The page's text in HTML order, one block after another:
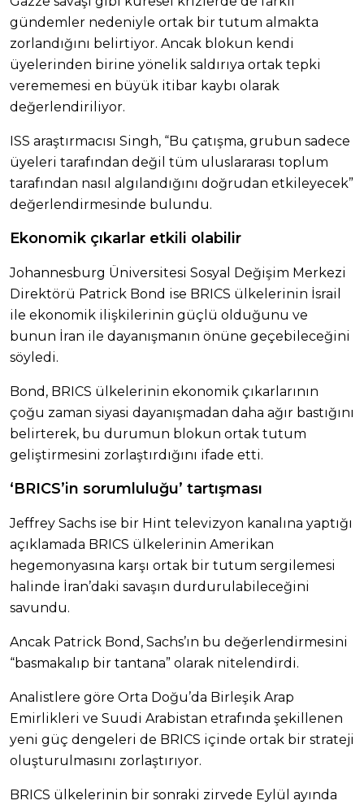
gündemler nedeniyle ortak bir tutum almakta
zorlandığını belirtiyor. Ancak blokun kendi
üyelerinden birine yönelik saldırıya ortak tepki
verememesi en büyük itibar kaybı olarak
değerlendiriliyor.
ISS araştırmacısı Singh, “Bu çatışma, grubun sadece
üyeleri tarafından değil tüm uluslararası toplum
tarafından nasıl algılandığını doğrudan etkileyecek”
değerlendirmesinde bulundu.
Ekonomik çıkarlar etkili olabilir
Johannesburg Üniversitesi Sosyal Değişim Merkezi
Direktörü Patrick Bond ise BRICS ülkelerinin İsrail
ile ekonomik ilişkilerinin güçlü olduğunu ve
bunun İran ile dayanışmanın önüne geçebileceğini
söyledi.
Bond, BRICS ülkelerinin ekonomik çıkarlarının
çoğu zaman siyasi dayanışmadan daha ağır bastığını
belirterek, bu durumun blokun ortak tutum
geliştirmesini zorlaştırdığını ifade etti.
‘BRICS’in sorumluluğu’ tartışması
Jeffrey Sachs ise bir Hint televizyon kanalına yaptığı
açıklamada BRICS ülkelerinin Amerikan
hegemonyasına karşı ortak bir tutum sergilemesi
halinde İran’daki savaşın durdurulabileceğini
savundu.
Ancak Patrick Bond, Sachs’ın bu değerlendirmesini
“basmakalıp bir tantana” olarak nitelendirdi.
Analistlere göre Orta Doğu’da Birleşik Arap
Emirlikleri ve Suudi Arabistan etrafında şekillenen
yeni güç dengeleri de BRICS içinde ortak bir strateji
oluşturulmasını zorlaştırıyor.
BRICS ülkelerinin bir sonraki zirvede Eylül ayında